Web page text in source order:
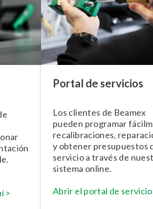
>
Portal de servicios
Los clientes de Beamex
pueden programar
re­ca­li­bra­cio­nes,
y obtener pre­su­pue­s­tos
servicio a través de
sistema online.
Abrir el portal de servicio